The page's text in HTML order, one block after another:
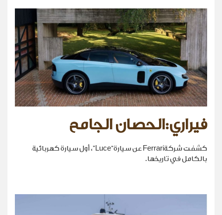
فيراري:الحصان الجامح
كشفت شركةFerrari عن سيارة“Luce”، أول سيارة كهربائية
بالكامل في تاريخها.